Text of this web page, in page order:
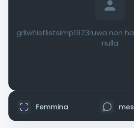
grilwhistlistsimp1973ruwa non
nulla
Femmina